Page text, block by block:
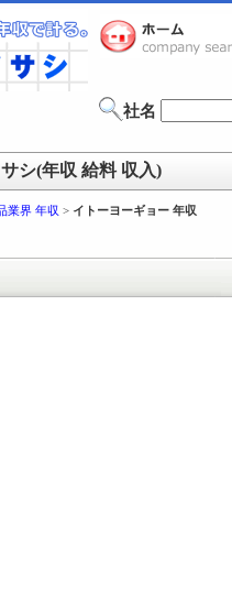
社名
シ(年収 給料 収入)
業界 年収 > イトーヨーギョー 年収